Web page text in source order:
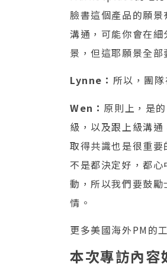
臉書這個產品的願
溝通，可能你會在
景，但這耶願景全
Lynne： 所以，團
Wen： 原則上，是
級，以及跟上級溝
取得共識也是很重
不是都決定好，都
動，所以我們要鼓
情。
更多美國海外PM的
本次專訪內容